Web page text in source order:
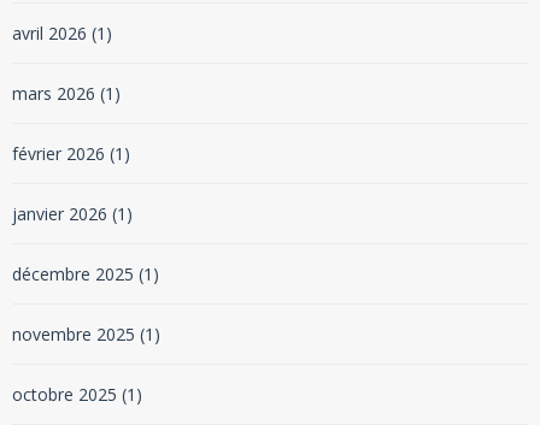
avril 2026 (1)
mars 2026 (1)
février 2026 (1)
janvier 2026 (1)
décembre 2025 (1)
novembre 2025 (1)
octobre 2025 (1)